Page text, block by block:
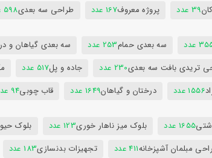
39 عدد پروژه معروف167 عدد طراحی سه بعدی598 عدد
عدد سه بعدی حمام253 عدد سه بعدی گیاهان و
تریدی بافت سه بعدی230 عدد جاده و پل517 عدد
1556 عدد درختان و گیاهان1649 عدد قاب چوبی94 عدد
1655 عدد بلوک میز ناهار خوری123 عدد بلوک
مبلمان آشپزخانه411 عدد تجهیزات بدنسازی183 عدد